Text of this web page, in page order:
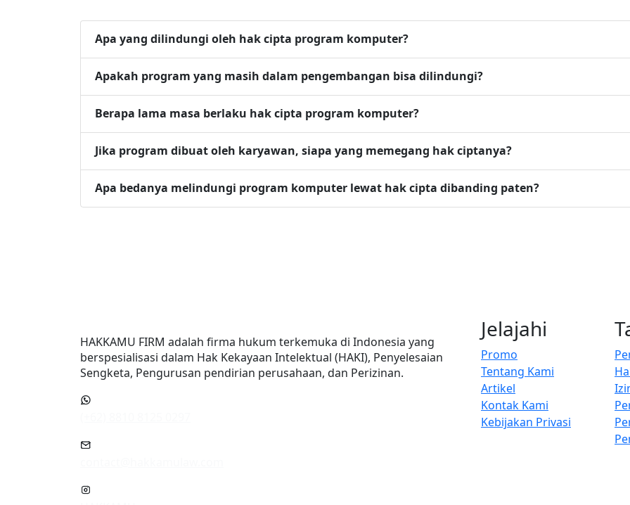
Apa yang dilindungi oleh hak cipta program komputer?
Apakah program yang masih dalam pengembangan bisa dilindungi?
Berapa lama masa berlaku hak cipta program komputer?
Jika program dibuat oleh karyawan, siapa yang memegang hak ciptanya?
Apa bedanya melindungi program komputer lewat hak cipta dibanding paten?
HAKKAMU FIRM adalah firma hukum terkemuka di Indonesia yang
berspesialisasi dalam Hak Kekayaan Intelektual (HAKI), Penyelesaian
Sengketa, Pengurusan pendirian perusahaan, dan Perizinan.
Jelajahi
Promo
Tentang Kami
Artikel
Kontak Kami
Kebijakan Privasi